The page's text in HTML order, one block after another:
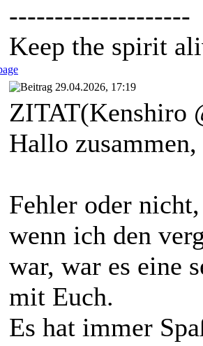
--------------------
Keep the spirit
29.04.2026, 17:19
ZITAT(Kenshiro
Hallo zusammen,
Fehler oder
wenn ich den
war, war es eine
mit Euch.
Es hat immer